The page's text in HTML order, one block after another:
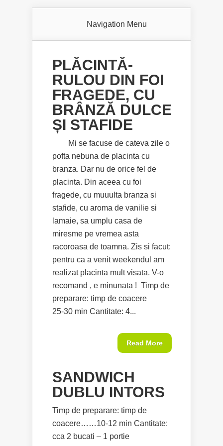
Navigation Menu
PLĂCINTĂ-
RULOU DIN FOI
FRAGEDE, CU
BRÂNZĂ DULCE
ȘI STAFIDE
Mi se facuse de cateva zile o
pofta nebuna de placinta cu
branza. Dar nu de orice fel de
placinta. Din aceea cu foi
fragede, cu muuulta branza si
stafide, cu aroma de vanilie si
lamaie, sa umplu casa de
miresme pe vremea asta
racoroasa de toamna. Zis si facut:
pentru ca a venit weekendul am
realizat placinta mult visata. V-o
recomand , e minunata ! Timp de
preparare: timp de coacere
25-30 min Cantitate: 4...
Read More
SANDWICH
DUBLU INTORS
Timp de preparare: timp de
coacere……10-12 min Cantitate:
cca 2 bucati – 1 portie